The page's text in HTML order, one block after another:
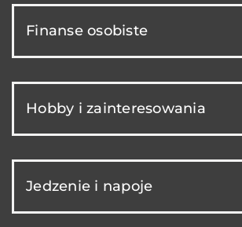
Finanse osobiste
Hobby i zainteresowania
Jedzenie i napoje